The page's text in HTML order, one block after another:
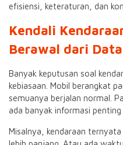
efisiensi, keteraturan, dan
Kendali
Berawal dari Data
Banyak keputusan soal
kebiasaan. Mobil berangkat
semuanya berjalan normal.
ada banyak informasi
Misalnya, kendaraan